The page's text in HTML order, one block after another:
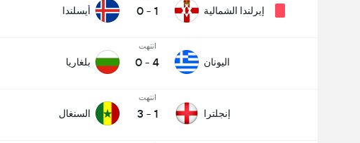
إيرلندا الشمالية 1
-
0 أيسلندا
اليونان
انتهت
4
-
0 بلغاريا
إنجلترا
انتهت
1
-
3 السنغال